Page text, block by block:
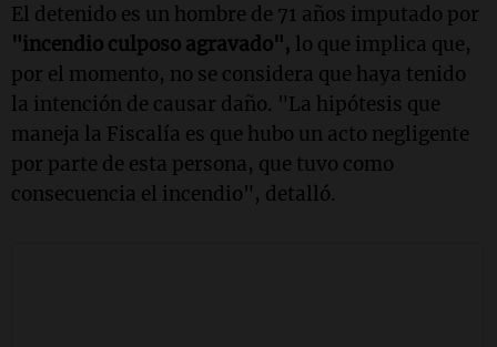
El detenido es un hombre de 71 años imputado por
"incendio culposo agravado", lo que implica que,
por el momento, no se considera que haya tenido
la intención de causar daño. "La hipótesis que
maneja la Fiscalía es que hubo un acto negligente
por parte de esta persona, que tuvo como
consecuencia el incendio", detalló.